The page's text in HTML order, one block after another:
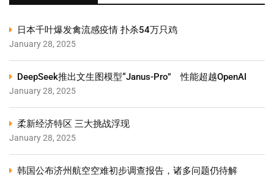
日本千叶爆发禽流感疫情 扑杀54万只鸡
January 28, 2025
DeepSeek推出文生图模型“Janus-Pro” 性能超越OpenAI
January 28, 2025
柔新经济特区 三大挑战浮现
January 28, 2025
韩国公布济州航空空难初步调查报告，诸多问题仍待解